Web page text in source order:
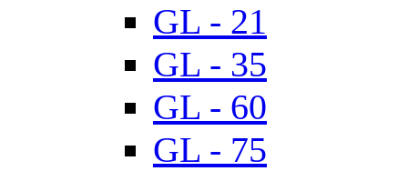
GL - 21
GL - 35
GL - 60
GL - 75